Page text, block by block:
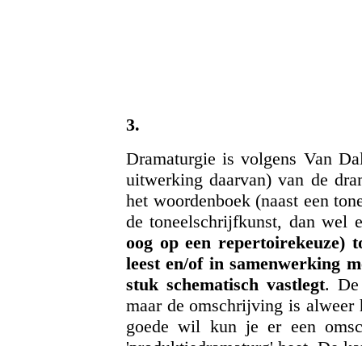
3.
Dramaturgie is volgens Van
uitwerking daarvan) van de
het woordenboek (naast een
de toneelschrijfkunst, dan wel
oog op een repertoirekeuze)
leest en/of in samenwerking
stuk schematisch vastlegt. De
maar de omschrijving is alweer
goede wil kun je er een